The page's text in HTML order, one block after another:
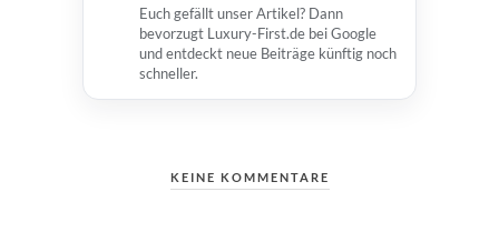
Euch gefällt unser Artikel? Dann
bevorzugt Luxury-First.de bei Google
und entdeckt neue Beiträge künftig noch
schneller.
KEINE KOMMENTARE